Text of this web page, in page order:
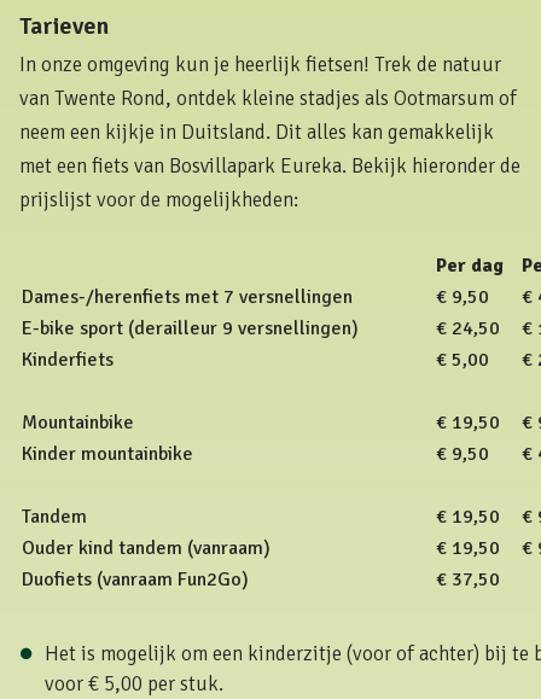
Tarieven
In onze omgeving kun je heerlijk fietsen! Trek de natuur
van Twente Rond, ontdek kleine stadjes als Ootmarsum of
neem een kijkje in Duitsland. Dit alles kan gemakkelijk
met een fiets van Bosvillapark Eureka. Bekijk hieronder de
prijslijst voor de mogelijkheden:
Per dag
Dames-/herenfiets met 7 versnellingen
€ 9,50
€
E-bike sport (derailleur 9 versnellingen)
€ 24,50
€
Kinderfiets
€ 5,00 €
Mountainbike € 19,50
€
Kinder mountainbike
€ 9,50 €
Tandem € 19,50
€
Ouder kind tandem (vanraam)
€ 19,50
€
Duofiets (vanraam Fun2Go)
€ 37,50
Het is mogelijk om een kinderzitje (voor of achter) bij te
voor € 5,00 per stuk.